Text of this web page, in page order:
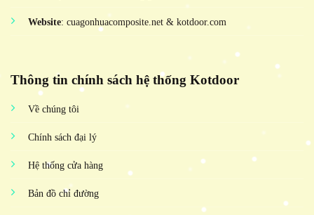
Website: cuagonhuacomposite.net & kotdoor.com
Thông tin chính sách hệ thống Kotdoor
Về chúng tôi
Chính sách đại lý
Hệ thống cửa hàng
Bản đồ chỉ đường